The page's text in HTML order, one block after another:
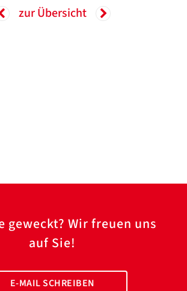
zur Übersicht
geweckt? Wir freuen uns
auf Sie!
E-MAIL SCHREIBEN